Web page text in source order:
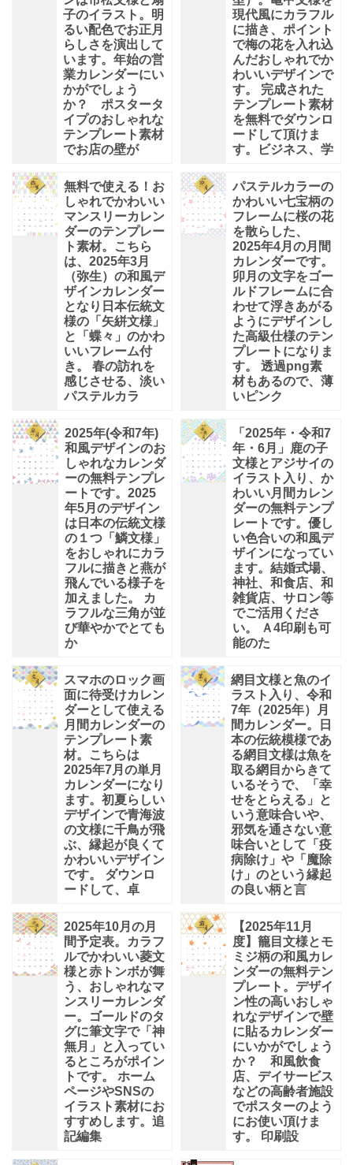
子のイラスト。明
るい配色でお正月
らしさを演出して
います。年始の営
業カレンダーにい
かがでしょう
か？ ポスタータ
イプのおしゃれな
テンプレート素材
でお店の壁が
現代風にカラフル
に描き、ポイント
で梅の花を入れ込
んだおしゃれでか
わいいデザインで
す。 完成された
テンプレート素材
を無料でダウンロ
ードして頂けま
す。ビジネス、学
無料で使える！お
しゃれでかわいい
マンスリーカレン
ダーのテンプレー
ト素材。こちら
は、2025年3月
（弥生）の和風デ
ザインカレンダー
となり日本伝統文
様の「矢絣文様」
と「蝶々」のかわ
いいフレーム付
き。 春の訪れを
感じさせる、淡い
パステルカラ
パステルカラーの
かわいい七宝柄の
フレームに桜の花
を散らした、
2025年4月の月間
カレンダーです。
卯月の文字をゴー
ルドフレームに合
わせて浮きあがる
ようにデザインし
た高級仕様のテン
プレートになりま
す。 透過png素
材もあるので、薄
いピンク
2025年(令和7年)
和風デザインのお
しゃれなカレンダ
ーの無料テンプレ
ートです。2025
年5月のデザイン
は日本の伝統文様
の１つ「鱗文様」
をおしゃれにカラ
フルに描きと燕が
飛んでいる様子を
加えました。 カ
ラフルな三角が並
び華やかでとても
か
「2025年・令和7
年・6月」鹿の子
文様とアジサイの
イラスト入り、か
わいい月間カレン
ダーの無料テンプ
レートです。優し
い色合いの和風デ
ザインになってい
ます。結婚式場、
神社、和食店、和
雑貨店、サロン等
でご活用くださ
い。 Ａ4印刷も可
能のた
スマホのロック画
面に待受けカレン
ダーとして使える
月間カレンダーの
テンプレート素
材。こちらは
2025年7月の単月
カレンダーになり
ます。初夏らしい
デザインで青海波
の文様に千鳥が飛
ぶ、縁起が良くて
かわいいデザイン
です。 ダウンロ
ードして、卓
網目文様と魚のイ
ラスト入り、令和
7年（2025年）月
間カレンダー。日
本の伝統模様であ
る網目文様は魚を
取る網目からきて
いるそうで、「幸
せをとらえる」と
いう意味合いや、
邪気を通さない意
味合いとして「疫
病除け」や「魔除
け」のという縁起
の良い柄と言
2025年10月の月
間予定表。カラフ
ルでかわいい菱文
様と赤トンボが舞
う、おしゃれなマ
ンスリーカレンダ
ー。ゴールドのタ
グに筆文字で「神
無月」と入ってい
るところがポイン
トです。 ホーム
ページやSNSの
イラスト素材にお
すすめします。追
記編集
【2025年11月
度】籠目文様とモ
ミジ柄の和風カレ
ンダーの無料テン
プレート。デザイ
ン性の高いおしゃ
れなデザインで壁
に貼るカレンダー
にいかがでしょう
か？ 和風飲食
店、デイサービス
などの高齢者施設
でポスターのよう
にお使い頂けま
す。 印刷設